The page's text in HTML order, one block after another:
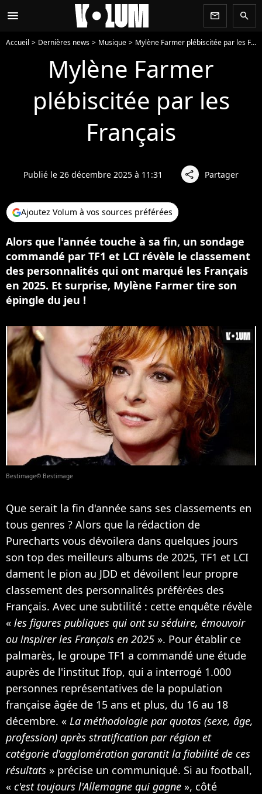
menu newsletter search
Accueil Dernières news Musique Mylène Farmer plébiscitée par les Français
Mylène Farmer
plébiscitée par les
Français
Publié le 26 décembre 2025 à 11:31 share Partager
Ajoutez Volum à vos sources préférées
Alors que l'année touche à sa fin, un sondage
commandé par TF1 et LCI révèle le classement
des personnalités qui ont marqué les Français
en 2025. Et surprise, Mylène Farmer tire son
épingle du jeu !
Bestimage© Bestimage
Que serait la fin d'année sans ses classements en
tous genres ? Alors que la rédaction de
Purecharts vous dévoilera dans quelques jours
son top des meilleurs albums de 2025, TF1 et LCI
dament le pion au JDD et dévoilent leur propre
classement des personnalités préférées des
Français. Avec une subtilité : cette enquête révèle
« les figures publiques qui ont su séduire, émouvoir
ou inspirer les Français en 2025 ». Pour établir ce
palmarès, le groupe TF1 a commandé une étude
auprès de l'institut Ifop, qui a interrogé 1.000
personnes représentatives de la population
française âgée de 15 ans et plus, du 16 au 18
décembre. « La méthodologie par quotas (sexe, âge,
profession) après stratification par région et
catégorie d'agglomération garantit la fiabilité de ces
résultats » précise un communiqué. Si au football,
« c'est toujours l'Allemagne qui gagne », côté